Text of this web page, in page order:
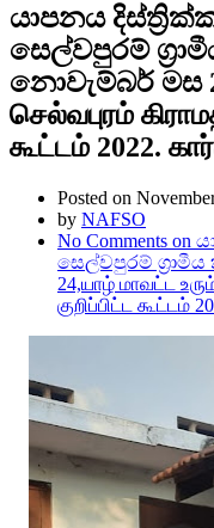
යාපනය
සෙල්වපුරම්
නොවැම්බර් මස
செல்வபுரம்
கூட்டம் 2022.
Posted on
by NAFSO
No Comments on
සෙල්වපුරම් ග්‍රාමීය
24,யாழ் மாவட்ட
குறிப்பிட்ட கூட்டம்